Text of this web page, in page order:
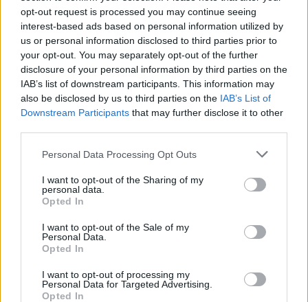
opt-out request is processed you may continue seeing
interest-based ads based on personal information utilized by
us or personal information disclosed to third parties prior to
your opt-out. You may separately opt-out of the further
disclosure of your personal information by third parties on the
IAB’s list of downstream participants. This information may
also be disclosed by us to third parties on the IAB’s List of
Downstream Participants that may further disclose it to other
Personal Data Processing Opt Outs
I want to opt-out of the Sharing of my
personal data.
Opted In
I want to opt-out of the Sale of my
Personal Data.
Opted In
I want to opt-out of processing my
Personal Data for Targeted Advertising.
Opted In
Χωρισμός μετά από οκτώ χρόνια
γάμου! Η ανακοίνωση και η επιθυμία
του ζευγαριού
SHOWBIZ
Διακοπές στη Μύκονο για την
Κατερίνα Παναγοπούλου –
Ηλιοκαμένη και με σιλουέτα που
SHOWBIZ
Βασίλης Τσεκούρας – Γωγώ Μπαλή:
Γάμος για τους δυο δημοσιογράφους
του Mega - Πότε παντρεύονται
SHOWBIZ
βίντεο που δείχνει ζωντανό τον ανώτατο ηγέτη του